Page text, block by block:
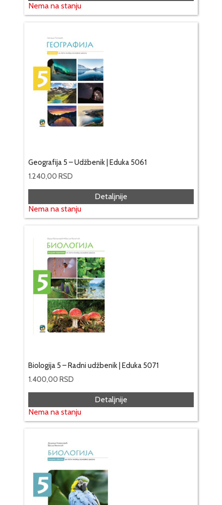
Nema na stanju
Geografija 5 – Udžbenik | Eduka 5061
1.240,00 RSD
Detaljnije
Nema na stanju
Biologija 5 – Radni udžbenik | Eduka 5071
1.400,00 RSD
Detaljnije
Nema na stanju